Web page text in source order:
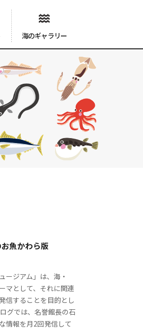
海のギャラリー
魚かわら版
ージアム」は、海・
マとして、それに関連
信することを目的とし
グでは、名誉館長の石
情報を月2回発信して